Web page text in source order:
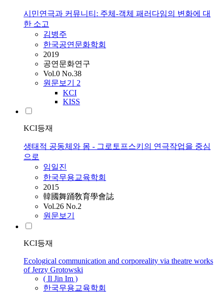
시민연극과 커뮤니티: 주체-객체 패러다임의 변화에 대
한 소고
김병주
한국공연문화학회
2019
공연문화연구
Vol.0 No.38
원문보기 2
KCI
KISS
KCI등재
생태적 공동체와 몸 - 그로토프스키의 연극작업을 중심
으로
임일진
한국무용교육학회
2015
韓國舞踊敎育學會誌
Vol.26 No.2
원문보기
KCI등재
Ecological communication and corporeality via theatre works
of Jerzy Grotowski
( Il Jin Im )
한국무용교육학회